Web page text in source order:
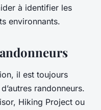
à identifier les
environnants.
il est toujours
d’autres randonneurs.
Hiking Project ou